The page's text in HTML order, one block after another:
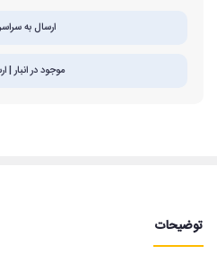
ارسال به
موجود در انبار |
توضیحات